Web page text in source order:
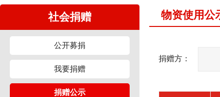
社会捐赠
公开募捐
我要捐赠
捐赠公示
物资使用公
捐赠方：